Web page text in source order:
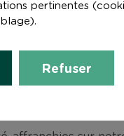
pertinentes
Refuser